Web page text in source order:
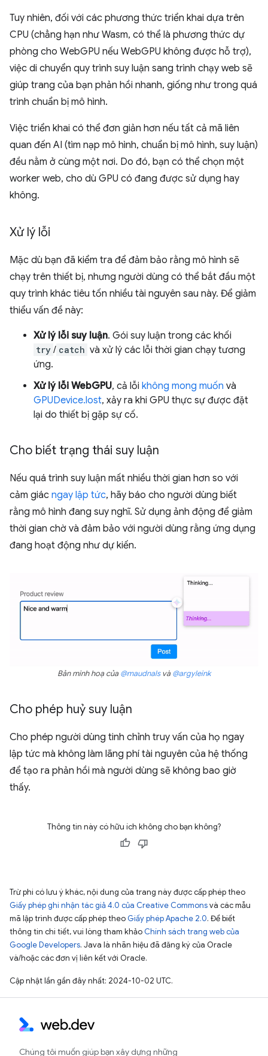
Tuy nhiên, đối với các phương thức triển khai dựa trên
CPU (chẳng hạn như Wasm, có thể là phương thức dự
phòng cho WebGPU nếu WebGPU không được hỗ trợ),
việc di chuyển quy trình suy luận sang trình chạy web sẽ
giúp trang của bạn phản hồi nhanh, giống như trong quá
trình chuẩn bị mô hình.
Việc triển khai có thể đơn giản hơn nếu tất cả mã liên
quan đến AI (tìm nạp mô hình, chuẩn bị mô hình, suy luận)
đều nằm ở cùng một nơi. Do đó, bạn có thể chọn một
worker web, cho dù GPU có đang được sử dụng hay
không.
Xử lý lỗi
Mặc dù bạn đã kiểm tra để đảm bảo rằng mô hình sẽ
chạy trên thiết bị, nhưng người dùng có thể bắt đầu một
quy trình khác tiêu tốn nhiều tài nguyên sau này. Để giảm
thiểu vấn đề này:
Xử lý lỗi suy luận. Gói suy luận trong các khối
try / catch và xử lý các lỗi thời gian chạy tương
ứng.
Xử lý lỗi WebGPU, cả lỗi không mong muốn và
GPUDevice.lost, xảy ra khi GPU thực sự được đặt
lại do thiết bị gặp sự cố.
Cho biết trạng thái suy luận
Nếu quá trình suy luận mất nhiều thời gian hơn so với
cảm giác ngay lập tức, hãy báo cho người dùng biết
rằng mô hình đang suy nghĩ. Sử dụng ảnh động để giảm
thời gian chờ và đảm bảo với người dùng rằng ứng dụng
đang hoạt động như dự kiến.
Bản minh hoạ của@maudnalsvà@argyleink
Cho phép huỷ suy luận
Cho phép người dùng tinh chỉnh truy vấn của họ ngay
lập tức mà không làm lãng phí tài nguyên của hệ thống
để tạo ra phản hồi mà người dùng sẽ không bao giờ
thấy.
Thông tin này có hữu ích không cho bạn không?
Trừ phi có lưu ý khác, nội dung của trang này được cấp phép theo
Giấy phép ghi nhận tác giả 4.0 của Creative Commonsvà các mẫu
mã lập trình được cấp phép theo Giấy phép Apache 2.0. Để biết
thông tin chi tiết, vui lòng tham khảo Chính sách trang web của
Google Developers. Java là nhãn hiệu đã đăng ký của Oracle
và/hoặc các đơn vị liên kết với Oracle.
Cập nhật lần gần đây nhất: 2024-10-02 UTC.
Chúng tôi muốn giúp bạn xây dựng những